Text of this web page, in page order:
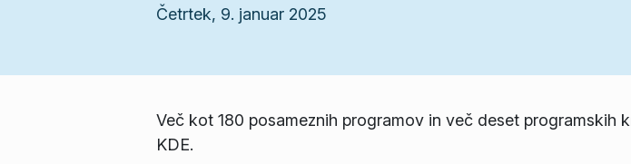
Četrtek, 9. januar 2025
Več kot 180 posameznih programov in več deset
KDE.